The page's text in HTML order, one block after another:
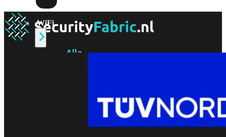
WiFi
Alle
Generatie